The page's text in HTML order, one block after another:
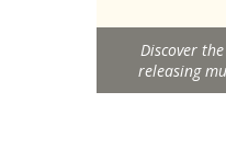
Discover
releasing